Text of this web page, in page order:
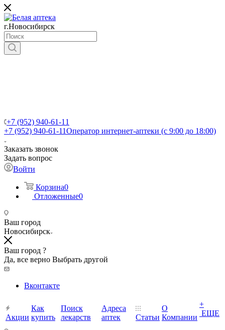
г.Новосибирск
+7 (952) 940-61-11
+7 (952) 940-61-11Оператор интернет-аптеки (с 9:00 до 18:00)
Заказать звонок
Задать вопрос
Войти
Корзина0
Отложенные0
Ваш город
Новосибирск
Ваш город ?
Да, все верно Выбрать другой
Вконтакте
Акции
Как
купить
Поиск
лекарств
Адреса
аптек
Статьи
О
Компании
+
ЕЩЕ